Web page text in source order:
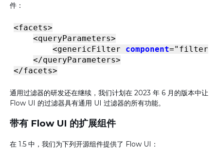
件：
<facets>
<queryParameters>
<genericFilter component="filter"
</queryParameters>
</facets>
通用过滤器的研发还在继续，我们计划在 2023 年 6 月的版本中让
Flow UI 的过滤器具有通用 UI 过滤器的所有功能。
带有 Flow UI 的扩展组件
在 1.5 中，我们为下列开源组件提供了 Flow UI：